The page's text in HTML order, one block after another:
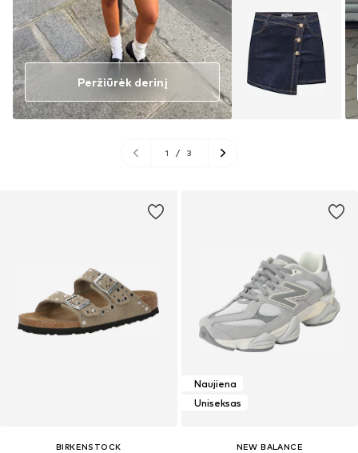
Peržiūrėk derinį
1 / 3
BIRKENSTOCK
Naujiena
Uniseksas
NEW BALANCE